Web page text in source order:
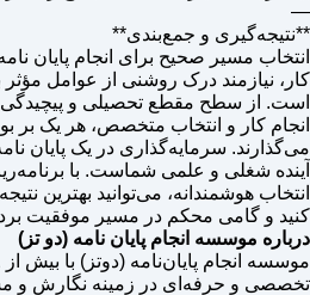
—
**نتیجه‌گیری و جمع‌بندی**
انتخاب مسیر صحیح برای انجام پایان
کار، نیازمند درک روشنی از عوامل مؤثر
است. از سطح مقطع تحصیلی و
انجام کار و انتخاب متخصص، هر یک بر
می‌گذارند. سرمایه‌گذاری در یک پایان
آینده شغلی و علمی شماست. با
انتخاب هوشمندانه، می‌توانید بهترین
کنید و گامی محکم در مسیر موفقیت
درباره موسسه انجام پایان نامه (دو تز)
تخصصی و حرفه‌ای در زمینه نگارش و